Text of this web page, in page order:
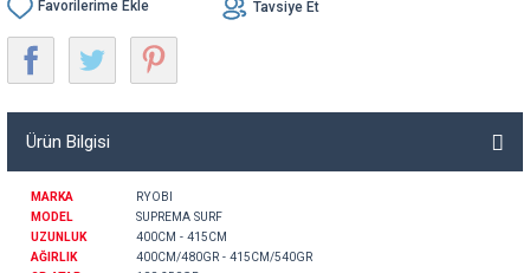
Tavsiye Et
Ürün Bilgisi
MARKA
RYOBI
MODEL
SUPREMA SURF
UZUNLUK
400CM - 415CM
AĞIRLIK
400CM/480GR - 415CM/540GR